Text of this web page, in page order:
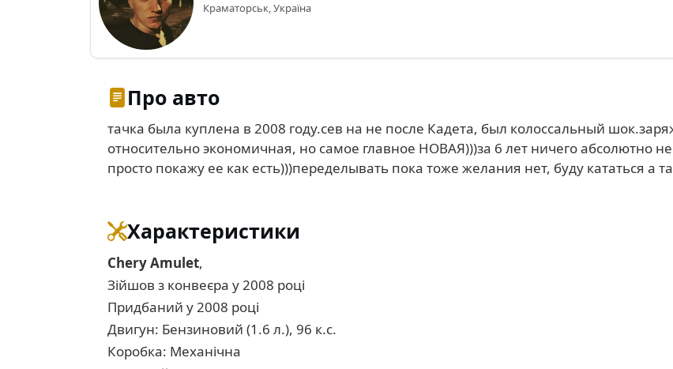
Краматорськ, Україна
Про авто
тачка была куплена в 2008 году.сев на не после Кадета, был колоссальный
относительно экономичная, но самое главное НОВАЯ)))за 6 лет ничего абсолютно
просто покажу ее как есть)))переделывать пока тоже желания нет, буду кататься а
Характеристики
Chery Amulet,
Зійшов з конвеєра у 2008 році
Придбаний у 2008 році
Двигун: Бензиновий (1.6 л.), 96 к.с.
Коробка: Механічна